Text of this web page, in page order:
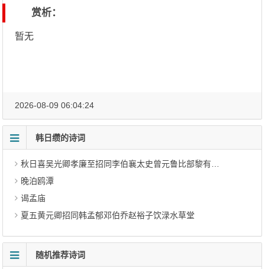
赏析：
暂无
2026-08-09 06:04:24
韩日缵的诗词
秋日喜吴光卿孝廉至招同李伯襄太史曾元鲁比部黎有道山人小集 其三
晚泊鸥潭
谒孟庙
夏五黄元卿招同韩孟郁邓伯乔赵裕子饮渌水草堂
随机推荐诗词